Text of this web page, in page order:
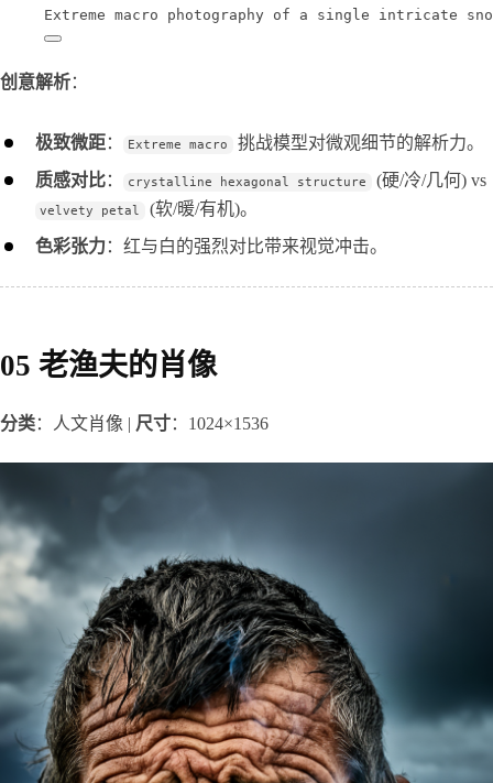
Extreme macro photography of a single intricate
创意解析：
极致微距： Extreme macro
挑战模型对微观细节的解析力。
质感对比： crystalline hexagonal structure (硬/冷/几何) vs
velvety petal
(软/暖/有机)。
色彩张力：红与白的强烈对比带来视觉冲击。
05 老渔夫的肖像
分类：人文肖像 | 尺寸：1024×1536